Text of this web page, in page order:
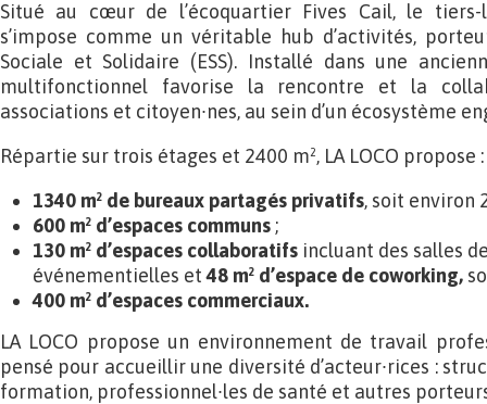
Situé au cœur de l’écoquartier Fives Cail, le tiers-
s’impose comme un véritable hub d’activités,
Sociale et Solidaire (ESS). Installé dans une
multifonctionnel favorise la rencontre et la
associations et citoyen∙nes, au sein d’un écosystème
Répartie sur trois étages et 2400 m², LA LOCO propose :
1340 m² de bureaux partagés privatifs, soit environ
600 m² d’espaces communs ;
130 m² d’espaces collaboratifs incluant des salles
événementielles et48 m² d’espace de coworking,
400 m² d’espaces commerciaux.
LA LOCO propose un environnement de travail
pensé pour accueillir une diversité d’acteur∙rices :
formation, professionnel∙les de santé et autres